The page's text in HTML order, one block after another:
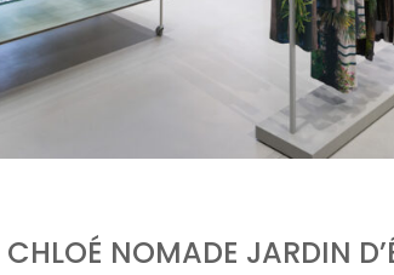
ISSEY MIYAKE AU 45 MADISON AVENUE :
PLI COMME PRINCIPE ARCHITECTURAL
Pascal Iakovou
CHLOÉ NOMADE JARDIN